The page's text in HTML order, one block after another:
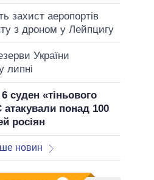
захист аеропортів
з дроном у Лейпцигу
України
липні
суден «тіньового
понад 100
росіян
новин